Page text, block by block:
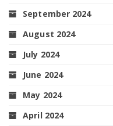
September 2024
August 2024
July 2024
June 2024
May 2024
April 2024